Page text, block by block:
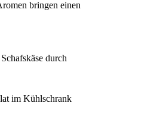
bringen einen
durch
im Kühlschrank